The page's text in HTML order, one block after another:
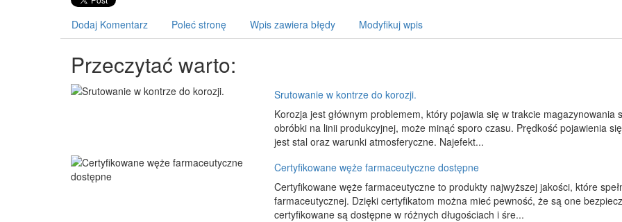
Dodaj Komentarz Poleć stronę Wpis zawiera błędy Modyfikuj wpis
Przeczytać warto:
Srutowanie w kontrze do korozji.
Korozja jest głównym problemem, który pojawia się w trakcie
obróbki na linii produkcyjnej, może minąć sporo czasu. Prędkość pojawienia
jest stal oraz warunki atmosferyczne. Najefekt...
Certyfikowane węże farmaceutyczne dostępne
Certyfikowane węże farmaceutyczne to produkty najwyższej jakości, które
farmaceutycznej. Dzięki certyfikatom można mieć pewność, że są one
certyfikowane są dostępne w różnych długościach i śre...